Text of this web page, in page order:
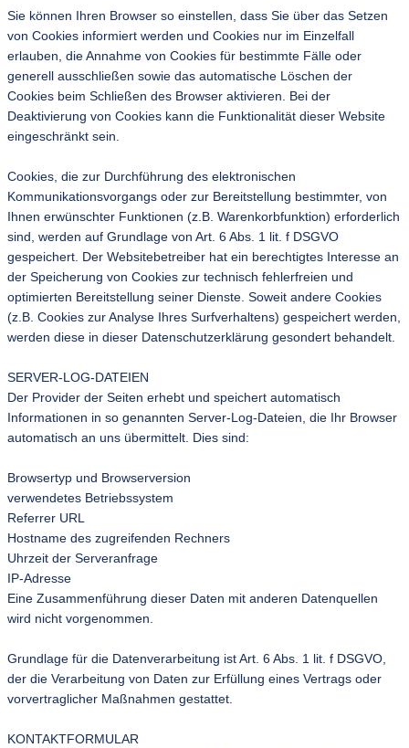
Sie können Ihren Browser so einstellen, dass Sie über das Setzen
von Cookies informiert werden und Cookies nur im Einzelfall
erlauben, die Annahme von Cookies für bestimmte Fälle oder
generell ausschließen sowie das automatische Löschen der
Cookies beim Schließen des Browser aktivieren. Bei der
Deaktivierung von Cookies kann die Funktionalität dieser Website
eingeschränkt sein.
Cookies, die zur Durchführung des elektronischen
Kommunikationsvorgangs oder zur Bereitstellung bestimmter, von
Ihnen erwünschter Funktionen (z.B. Warenkorbfunktion) erforderlich
sind, werden auf Grundlage von Art. 6 Abs. 1 lit. f DSGVO
gespeichert. Der Websitebetreiber hat ein berechtigtes Interesse an
der Speicherung von Cookies zur technisch fehlerfreien und
optimierten Bereitstellung seiner Dienste. Soweit andere Cookies
(z.B. Cookies zur Analyse Ihres Surfverhaltens) gespeichert werden,
werden diese in dieser Datenschutzerklärung gesondert behandelt.
SERVER-LOG-DATEIEN
Der Provider der Seiten erhebt und speichert automatisch
Informationen in so genannten Server-Log-Dateien, die Ihr Browser
automatisch an uns übermittelt. Dies sind:
Browsertyp und Browserversion
verwendetes Betriebssystem
Referrer URL
Hostname des zugreifenden Rechners
Uhrzeit der Serveranfrage
IP-Adresse
Eine Zusammenführung dieser Daten mit anderen Datenquellen
wird nicht vorgenommen.
Grundlage für die Datenverarbeitung ist Art. 6 Abs. 1 lit. f DSGVO,
der die Verarbeitung von Daten zur Erfüllung eines Vertrags oder
vorvertraglicher Maßnahmen gestattet.
KONTAKTFORMULAR